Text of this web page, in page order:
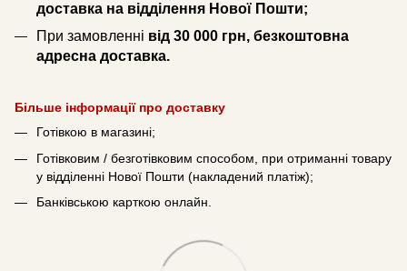
доставка на відділення Нової Пошти;
При замовленні від 30 000 грн, безкоштовна
адресна доставка.
Більше інформації про доставку
Готівкою в магазині;
Готівковим / безготівковим способом, при отриманні товару
у відділенні Нової Пошти (накладений платіж);
Банківською карткою онлайн.